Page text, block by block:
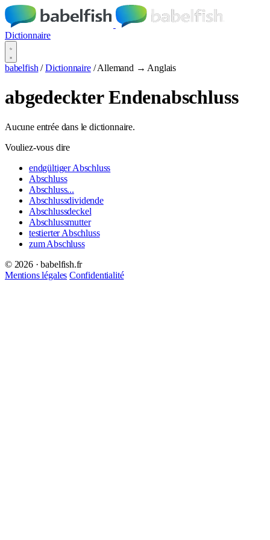
Dictionnaire
babelfish / Dictionnaire / Allemand → Anglais
abgedeckter Endenabschluss
Aucune entrée dans le dictionnaire.
Vouliez-vous dire
endgültiger Abschluss
Abschluss
Abschluss...
Abschlussdividende
Abschlussdeckel
Abschlussmutter
testierter Abschluss
zum Abschluss
© 2026 · babelfish.fr
Mentions légales Confidentialité